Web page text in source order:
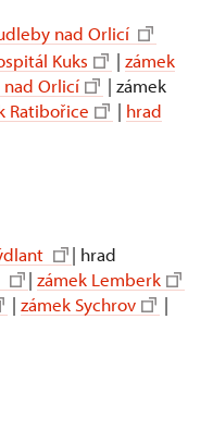
nad Orlicí
Kuks | zámek
nad Orlicí
| zámek
Ratibořice | hrad
| hrad
| zámek Lemberk
| zámek Sychrov
|